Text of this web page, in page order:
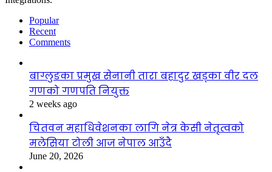
Popular
Recent
Comments
बाग्लुङका प्रमुख सेनानी तारा बहादुर खड्का वीर दल
गणको गणपति नियुक्त
2 weeks ago
चितवन महाधिवेशनका लागि नेत्र केसी नेतृत्वको
मलेसिया टोली आज नेपाल आउँदै
June 20, 2026